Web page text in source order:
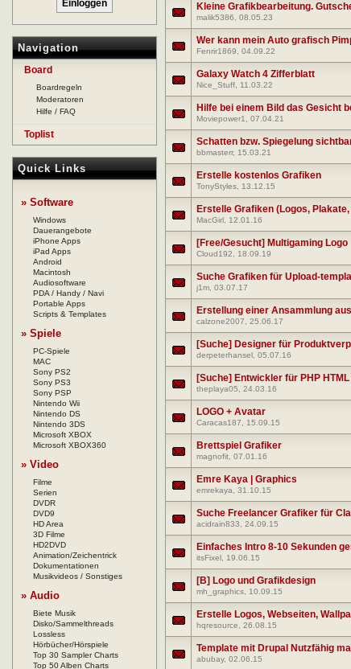
Navigation
Board
Boardregeln
Moderatoren
Hilfe / FAQ
Toplist
Quick Links
» Software
Windows
Dauerangebote
iPhone Apps
iPad Apps
Android
Macintosh
Audiosoftware
PDA / Handy / Navi
Portable Apps
Scripts & Templates
» Spiele
PC-Spiele
MAC
Sony PS2
Sony PS3
Sony PSP
Nintendo Wii
Nintendo DS
Nintendo 3DS
Microsoft XBOX
Microsoft XBOX360
» Video
Filme
Serien
DVDR
DVD9
HD Area
3D Filme
HD2DVD
Animation/Zeichentrick
Dokumentationen
Musikvideos / Sonstiges
» Audio
Biete Musik
Disko/Sammelthreads
Lossless
Hörbücher/Hörspiele
Top 30 Sampler Charts
Top 50 Alben Charts
Kleine Grafikbearbeitung.
malik5386, 08.05.23
Wer kann mein Auto grafisch
Fenrir1869, 04.09.22
Galaxy Watch 4 Zifferblatt
Nice_Stuff, 11.03.22
Hilfe bei einem Bild das Gesicht
Moviepower1, 07.04.21
Schatten bzw. Spiegelung
bbmasterr, 15.03.21
Erstelle kostenlos Grafiken
TonyStyles, 13.12.15
Erstelle Grafiken (Logos,
MacGirl , 12.01.16
[Free/Gesucht] Multigaming Logo
Cloud192, 18.09.19
Suche Grafiken für Upload-
j1m, 03.07.17
Erstellung einer Ansammlung
calzone2007, 25.06.17
[Suche] Designer für
derpeterhansel , 05.07.16
[Suche] Entwickler für PHP
theplaya05, 24.03.16
LOGO + Avatar
Caracas187, 15.09.15
Brettspiel Grafiker
magnofit, 07.01.16
Emre Kaya | Graphics
emrekaya, 31.10.15
Suche Freelancer Grafiker für
acidrain833, 24.09.15
Einfaches Intro 8-10 Sekunden
itsFixel , 19.06.15
[B] Logo und Grafikdesign
mh_graphics, 10.09.15
Erstelle Logos, Webseiten,
hqresource, 26.08.15
Template mit Drupal Nutzfähig
abubay, 02.06.15